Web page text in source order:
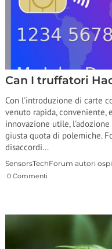
Can I truffatori
Con l'introduzione di carte
venuto rapida, conveniente,
innovazione utile,
giusta quota di polemiche.
disaccordi…
SensorsTechForum autori
0 Commenti